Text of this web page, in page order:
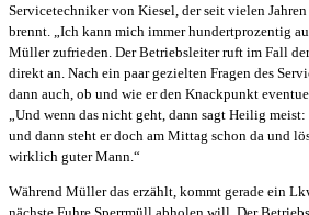
Servicetechniker von Kiesel, der seit vielen
brennt. „Ich kann mich immer hundertprozentig
Müller zufrieden. Der Betriebsleiter ruft im Fall
direkt an. Nach ein paar gezielten Fragen des
dann auch, ob und wie er den Knackpunkt
„Und wenn das nicht geht, dann sagt Heilig
und dann steht er doch am Mittag schon da und
wirklich guter Mann.“
Während Müller das erzählt, kommt gerade ein